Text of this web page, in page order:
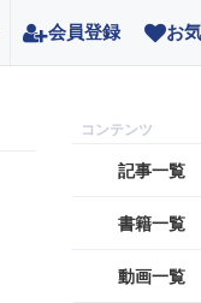
会員登録 お
記事一覧
書籍一覧
動画一覧